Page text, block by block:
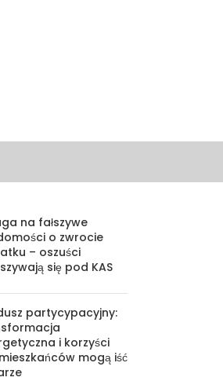
na fałszywe
o zwrocie
– oszuści
się pod KAS
partycypacyjny:
i korzyści
mogą iść